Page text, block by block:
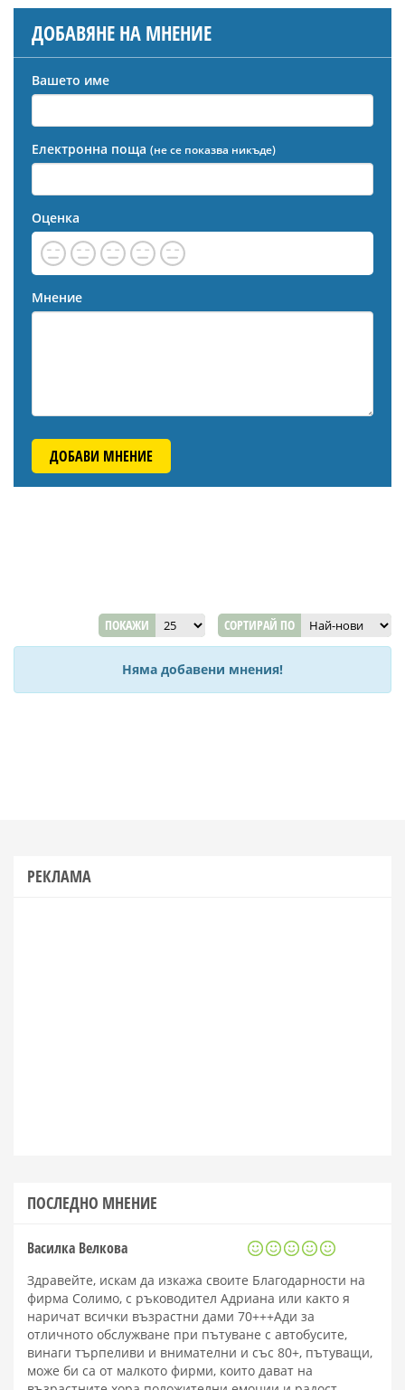
ДОБАВЯНЕ НА МНЕНИЕ
Вашето име
Електронна поща (не се показва никъде)
Оценка
Мнение
ДОБАВИ МНЕНИЕ
ПОКАЖИ СОРТИРАЙ ПО
Няма добавени мнения!
РЕКЛАМА
ПОСЛЕДНО МНЕНИЕ
Василка Велкова
Здравейте, искам да изкажа своите Благодарности на
фирма Солимо, с ръководител Адриана или както я
наричат всички възрастни дами 70+++Ади за
отличното обслужване при пътуване с автобусите,
винаги търпеливи и внимателни и със 80+, пътуващи,
може би са от малкото фирми, които дават на